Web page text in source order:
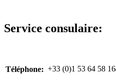
Service consulaire:
Téléphone: +33 (0)1 53 64 58 16